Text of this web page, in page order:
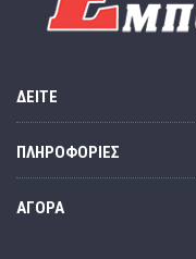
ΔΕΊΤΕ
ΠΛΗΡΟΦΟΡΊΕΣ
ΑΓΟΡΆ